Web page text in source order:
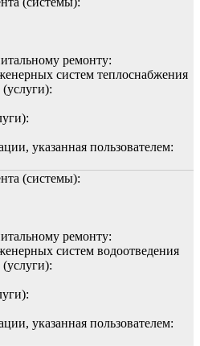
ремонту:
систем теплоснабжения
указанная пользователем:
(системы):
ремонту:
систем водоотведения
указанная пользователем: